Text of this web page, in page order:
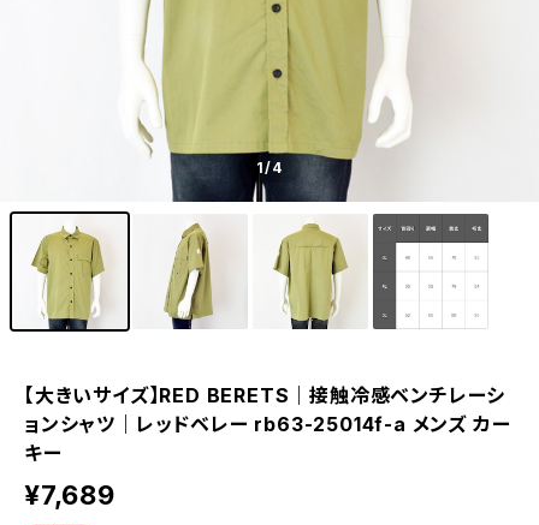
1/4
【大きいサイズ】RED BERETS｜接触冷感ベンチレーシ
ョンシャツ｜レッドベレー rb63-25014f-a メンズ カー
キー
¥7,689